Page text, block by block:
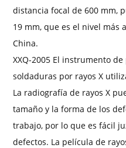
distancia focal de 600 mm,
19 mm, que es el nivel más
China.
XXQ-2005 El instrumento
soldaduras por rayos X
La radiografía de rayos X
tamaño y la forma de los
trabajo, por lo que es fácil
defectos. La película de